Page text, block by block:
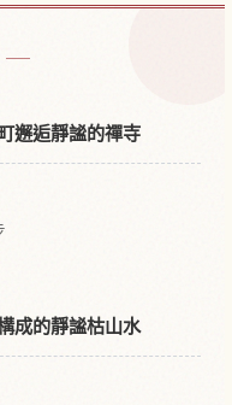
邂逅靜謐的禪寺
成的靜謐枯山水